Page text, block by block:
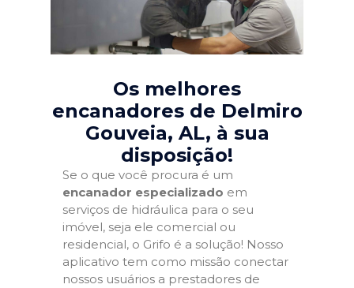
Os melhores
encanadores de Delmiro
Gouveia, AL, à sua
disposição!
Se o que você procura é um
encanador especializado em
serviços de hidráulica para o seu
imóvel, seja ele comercial ou
residencial, o Grifo é a solução! Nosso
aplicativo tem como missão conectar
nossos usuários a prestadores de